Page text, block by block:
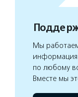
Мы
информация
по любому
Вместе мы